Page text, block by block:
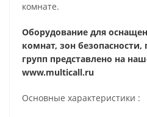
комнате.
Оборудование для
комнат, зон
групп представлено на
www.multicall.ru
Основные характеристики :